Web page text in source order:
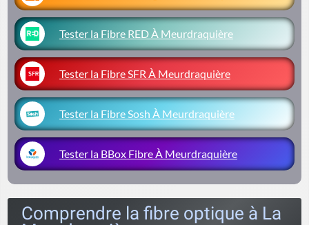
Tester la Fibre RED À Meurdraquière
Tester la Fibre SFR À Meurdraquière
Tester la Fibre Sosh À Meurdraquière
Tester la BBox Fibre À Meurdraquière
Comprendre la fibre optique à La